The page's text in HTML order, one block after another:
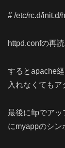
# /etc/rc.d/init.d/
httpd.confの再
するとapache
入れなくてもア
最後にftpでア
にmyappのシン